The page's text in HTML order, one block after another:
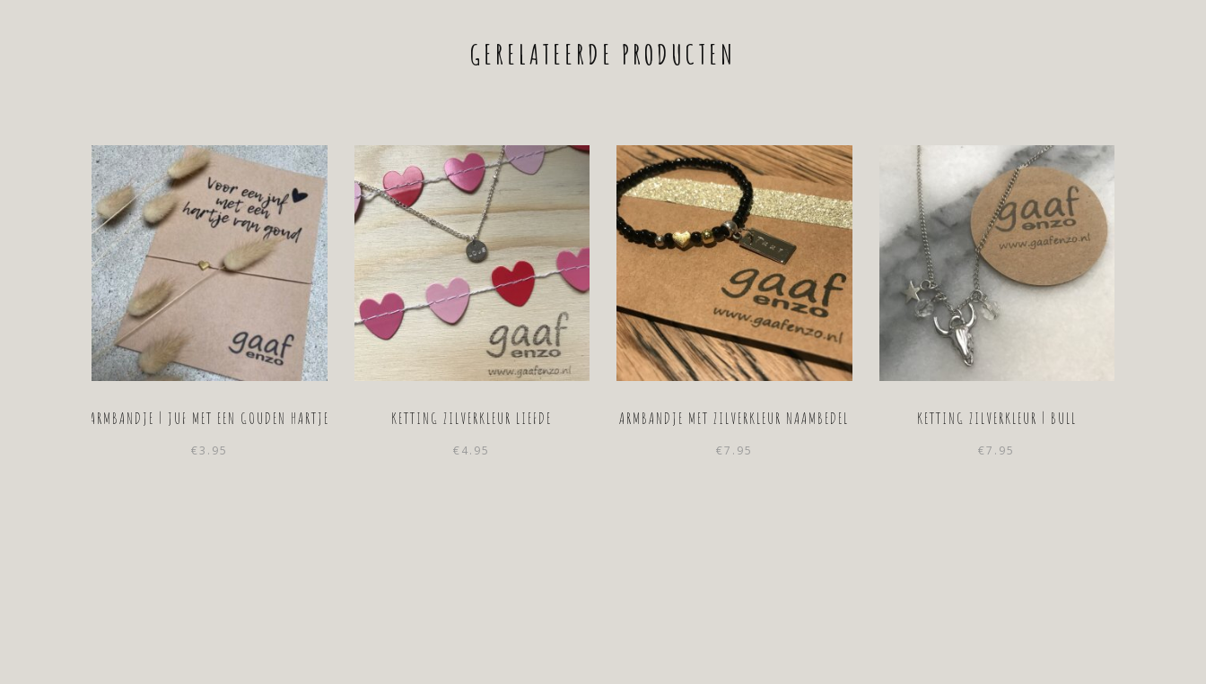
GERELATEERDE PRODUCTEN
ARMBANDJE | JUF MET EEN GOUDEN HARTJE
€3.95
KETTING ZILVERKLEUR LIEFDE
€ 4.95
ARMBANDJE MET ZILVERKLEUR NAAMBEDEL
€7.95
KETTING ZILVERKLEUR | BULL
€7.95